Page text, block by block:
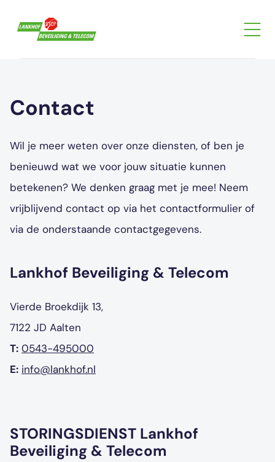
Contact
Wil je meer weten over onze diensten, of ben je
benieuwd wat we voor jouw situatie kunnen
betekenen? We denken graag met je mee! Neem
vrijblijvend contact op via het contactformulier of
via de onderstaande contactgegevens.
Lankhof Beveiliging & Telecom
Vierde Broekdijk 13,
7122 JD Aalten
T: 0543-495000
E: info@lankhof.nl
STORINGSDIENST Lankhof
Beveiliging & Telecom